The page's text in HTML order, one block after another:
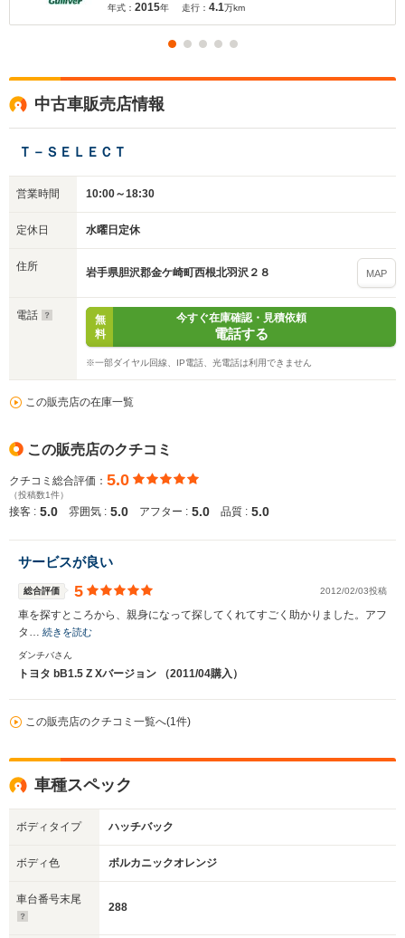
年式： 2015年
走行： 4.1万km
中古車販売店情報
Ｔ－ＳＥＬＥＣＴ
営業時間 10:00～18:30
定休日 水曜日定休
住所 岩手県胆沢郡金ケ崎町西根北羽沢２８ MAP
電話
無
料
今すぐ在庫確認・見積依頼
電話する
※一部ダイヤル回線、IP電話、光電話は利用できません
この販売店の在庫一覧
この販売店のクチコミ
クチコミ総合評価： 5.0
（投稿数1件）
接客 : 5.0 雰囲気 : 5.0 アフター : 5.0 品質 : 5.0
サービスが良い
総合評価 5 2012/02/03投稿
車を探すところから、親身になって探してくれてすごく助かりました。アフ
タ… 続きを読む
ダンチバさん
トヨタ bB1.5 Z Xバージョン （2011/04購入）
この販売店のクチコミ一覧へ(1件)
車種スペック
ボディタイプ ハッチバック
ボディ色 ボルカニックオレンジ
車台番号末尾
288